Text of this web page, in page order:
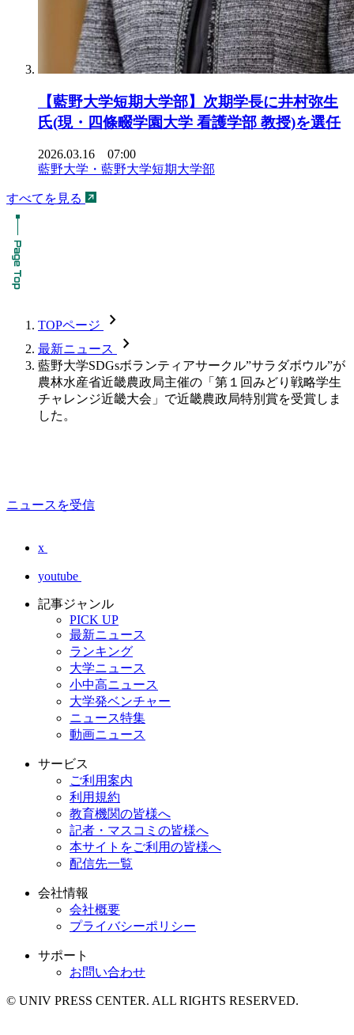
【藍野大学短期大学部】次期学長に井村弥生
氏(現・四條畷学園大学 看護学部 教授)を選任
2026.03.16 07:00
藍野大学・藍野大学短期大学部
すべてを見る
TOPページ chevron_forward
最新ニュース chevron_forward
藍野大学SDGsボランティアサークル”サラダボウル”が
農林水産省近畿農政局主催の「第１回みどり戦略学生
チャレンジ近畿大会」で近畿農政局特別賞を受賞しま
した。
ニュースを受信
x
youtube
記事ジャンル
PICK UP
最新ニュース
ランキング
大学ニュース
小中高ニュース
大学発ベンチャー
ニュース特集
動画ニュース
サービス
ご利用案内
利用規約
教育機関の皆様へ
記者・マスコミの皆様へ
本サイトをご利用の皆様へ
配信先一覧
会社情報
会社概要
プライバシーポリシー
サポート
お問い合わせ
© UNIV PRESS CENTER. ALL RIGHTS RESERVED.